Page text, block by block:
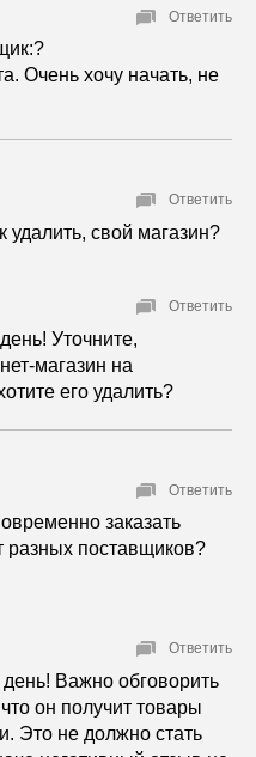
Очень хочу начать, не
Ответить
свой магазин?
Ответить
Уточните,
магазин на
его удалить?
Ответить
заказать
разных поставщиков?
Ответить
Важно обговорить
он получит товары
Это не должно стать
Ответить